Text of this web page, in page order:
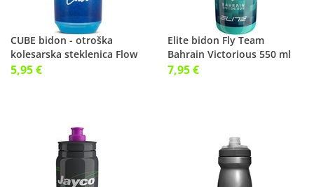
CUBE bidon - otroška
kolesarska steklenica Flow
400 KIDS
5,95 €
Elite bidon Fly Team
Bahrain Victorious 550 ml
7,95 €